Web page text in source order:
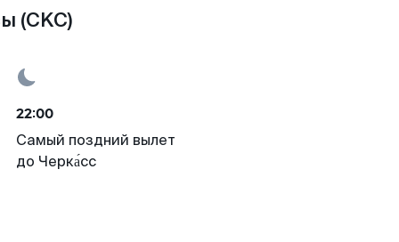
(CKC)
22:00
Самый поздний вылет
до Черка́сс